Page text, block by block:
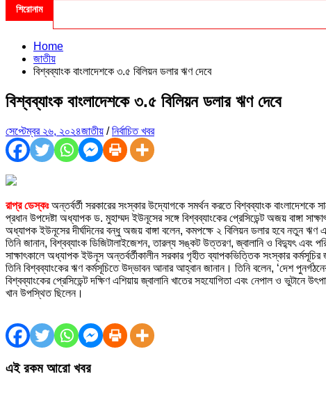
শিরোনাম
Home
জাতীয়
বিশ্বব্যাংক বাংলাদেশকে ৩.৫ বিলিয়ন ডলার ঋণ দেবে
বিশ্বব্যাংক বাংলাদেশকে ৩.৫ বিলিয়ন ডলার ঋণ দেবে
সেপ্টেম্বর ২৬, ২০২৪জাতীয় /নির্বাচিত খবর
রাপ্র ডেস্কঃ অন্তর্বর্তী সরকারের সংস্কার উদ্যোগকে সমর্থন করতে বিশ্বব্যাংক বাংলাদেশকে
প্রধান উপদেষ্টা অধ্যাপক ড. মুহাম্মদ ইউনূসের সঙ্গে বিশ্বব্যাংকের প্রেসিডেন্ট অজয় বাঙ্গা
অধ্যাপক ইউনূসের দীর্ঘদিনের বন্ধু অজয় বাঙ্গা বলেন, কমপক্ষে ২ বিলিয়ন ডলার হবে নতুন ঋণ
তিনি জানান, বিশ্বব্যাংক ডিজিটালাইজেশন, তারল্য সঙ্কট উত্তরণ, জ্বালানি ও বিদ্যুৎ এবং
সাক্ষাৎকালে অধ্যাপক ইউনূস অন্তর্বর্তীকালীন সরকার গৃহীত ব্যাপকভিত্তিক সংস্কার কর্মসূচির
তিনি বিশ্বব্যাংকের ঋণ কর্মসূচিতে উদ্ভাবন আনার আহ্বান জানান। তিনি বলেন, ‘দেশ
বিশ্বব্যাংকের প্রেসিডেন্ট দক্ষিণ এশিয়ায় জ্বালানি খাতের সহযোগিতা এবং নেপাল ও ভুটানে
খান উপস্থিত ছিলেন।
এই রকম আরো খবর